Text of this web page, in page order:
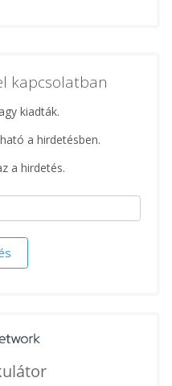
kapcsolatban
kiadták.
a hirdetésben.
a hirdetés.